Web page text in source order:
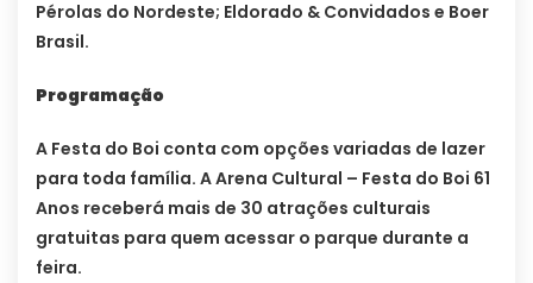
Pérolas do Nordeste; Eldorado & Convidados e Boer
Brasil.
Programação
A Festa do Boi conta com opções variadas de lazer
para toda família. A Arena Cultural – Festa do Boi 61
Anos receberá mais de 30 atrações culturais
gratuitas para quem acessar o parque durante a
feira.